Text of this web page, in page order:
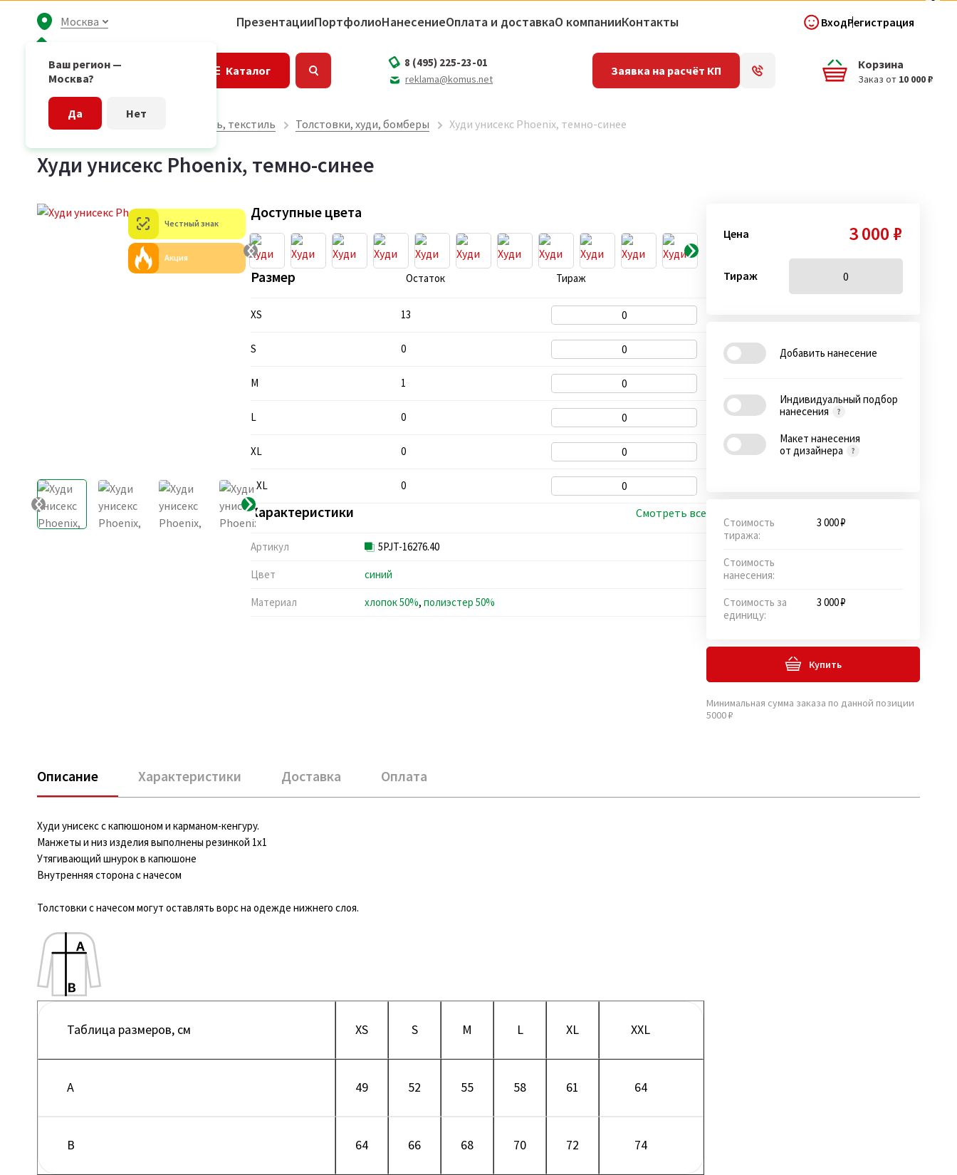
Москва
Ваш регион —
Москва?
Да Нет
ПрезентацииПортфолиоНанесениеОплата и доставкаО компанииКонтакты ВходРегистрация
Каталог Корзина
Заказ от 10 000 ₽
8 (495) 225-23-01
reklama@komus.net
Заявка на расчёт КП
Главная страница Одежда, обувь, текстиль Толстовки, худи, бомберы Худи унисекс Phoenix, темно-синее
Худи унисекс Phoenix, темно-синее
Честный знак
Акция
Доступные цвета
Размер Остаток Тираж
XS 13
S 0
M 1
L 0
XL 0
XXL 0
Характеристики Смотреть все
Артикул 5PJT-16276.40
Цвет синий
Материал хлопок 50%, полиэстер 50%
Цена 3 000 ₽
Тираж
Добавить нанесение
Индивидуальный подбор
нанесения
Макет нанесения
от дизайнера
Стоимость
тиража:
3 000 ₽
Стоимость
нанесения:
Стоимость за
единицу:
3 000 ₽
Купить
Минимальная сумма заказа по данной позиции
5000 ₽
Описание Характеристики Доставка Оплата
Худи унисекс с капюшоном и карманом-кенгуру.
Манжеты и низ изделия выполнены резинкой 1x1
Утягивающий шнурок в капюшоне
Внутренняя сторона с начесом
Толстовки с начесом могут оставлять ворс на одежде нижнего слоя.
Таблица размеров, см XS S M L XL XXL
A 49 52 55 58 61 64
B 64 66 68 70 72 74